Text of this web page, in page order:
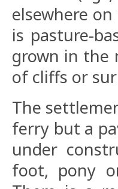
elsewhere
is pasture-
grown in the
of cliffs or
The
ferry but a
under
foot, pony